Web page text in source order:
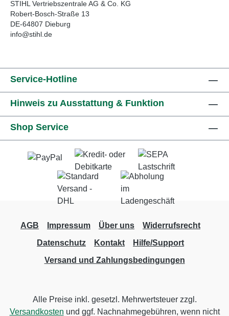
STIHL Vertriebszentrale AG & Co. KG
Robert-Bosch-Straße 13
DE-64807 Dieburg
info@stihl.de
Service-Hotline
Hinweis zu Ausstattung & Funktion
Shop Service
AGB Impressum Über uns
Widerrufsrecht
Datenschutz
Kontakt
Hilfe/Support
Versand und Zahlungsbedingungen
Alle Preise inkl. gesetzl. Mehrwertsteuer zzgl.
Versandkosten und ggf. Nachnahmegebühren, wenn nicht